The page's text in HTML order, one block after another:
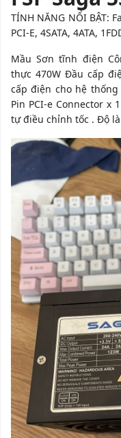
TÍNH NĂNG NỔI BẬT:
PCI-E, 4SATA, 4ATA,
Mầu Sơn tĩnh điện
thực 470W Đầu cấp
cấp điện cho hệ thống
Pin PCI-e Connector x
tự điều chỉnh tốc . Độ